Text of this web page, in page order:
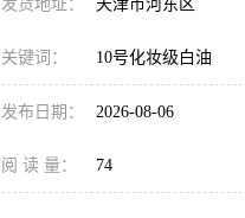
发货地址： 天津市河东区
关键词： 10号化妆级白油
发布日期： 2026-08-06
阅 读 量： 74